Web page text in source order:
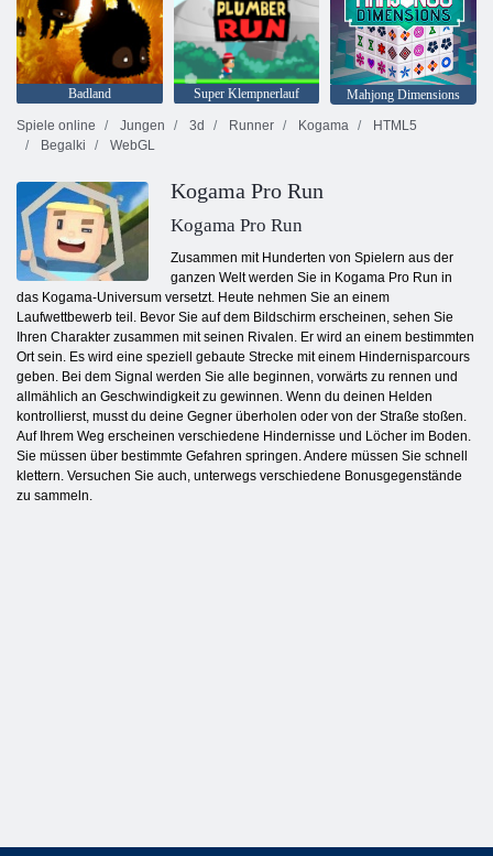
Badland Super Klempnerlauf
Mahjong Dimensions
Spiele online
Jungen 3d Runner Kogama
HTML5
Begalki
WebGL
Kogama Pro Run
Kogama Pro Run
Zusammen mit Hunderten von Spielern aus der
ganzen Welt werden Sie in Kogama Pro Run in
das Kogama-Universum versetzt. Heute nehmen Sie an einem
Laufwettbewerb teil. Bevor Sie auf dem Bildschirm erscheinen, sehen Sie
Ihren Charakter zusammen mit seinen Rivalen. Er wird an einem bestimmten
Ort sein. Es wird eine speziell gebaute Strecke mit einem Hindernisparcours
geben. Bei dem Signal werden Sie alle beginnen, vorwärts zu rennen und
allmählich an Geschwindigkeit zu gewinnen. Wenn du deinen Helden
kontrollierst, musst du deine Gegner überholen oder von der Straße stoßen.
Auf Ihrem Weg erscheinen verschiedene Hindernisse und Löcher im Boden.
Sie müssen über bestimmte Gefahren springen. Andere müssen Sie schnell
klettern. Versuchen Sie auch, unterwegs verschiedene Bonusgegenstände
zu sammeln.